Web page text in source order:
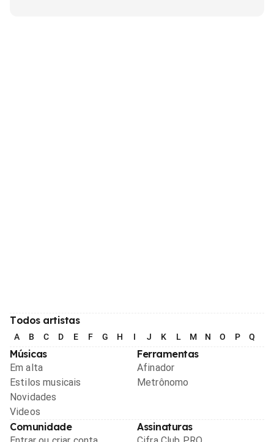
Todos artistas
A B C D E F G H I J K L M N O P Q
Músicas
Em alta
Estilos musicais
Novidades
Videos
Ferramentas
Afinador
Metrônomo
Comunidade Assinaturas